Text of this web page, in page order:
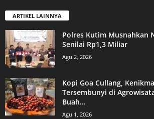
ARTIKEL LAINNYA
Polres Kutim Musnahkan
Senilai Rp1,3 Miliar
Agu 2, 2026
Kopi Goa Cullang,
Tersembunyi di
Buah...
Agu 1, 2026